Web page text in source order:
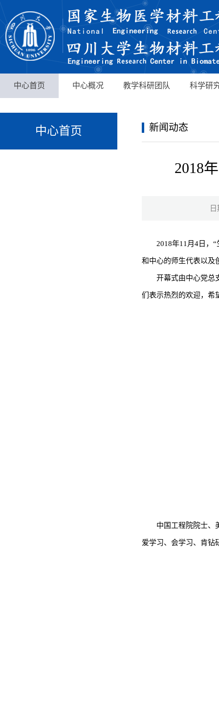
中心首页 中心概况 教学科研团队 科学研
中心首页 新闻动态
2018
2018年11月4日，
和中心的师生代表以及
开幕式由中心党总
们表示热烈的欢迎，希
中国工程院院士、
爱学习、会学习、肯钻